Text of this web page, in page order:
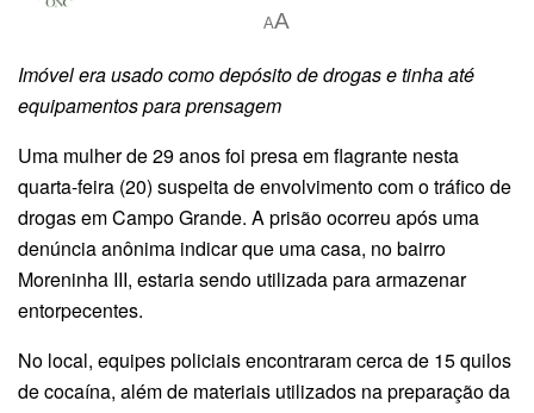
AA
Imóvel era usado como depósito de drogas e tinha até
equipamentos para prensagem
Uma mulher de 29 anos foi presa em flagrante nesta
quarta-feira (20) suspeita de envolvimento com o tráfico de
drogas em Campo Grande. A prisão ocorreu após uma
denúncia anônima indicar que uma casa, no bairro
Moreninha III, estaria sendo utilizada para armazenar
entorpecentes.
No local, equipes policiais encontraram cerca de 15 quilos
de cocaína, além de materiais utilizados na preparação da